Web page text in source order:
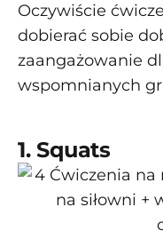
Oczywiście
dobierać sobie
zaangażowanie
wspomnianych
1. Squats